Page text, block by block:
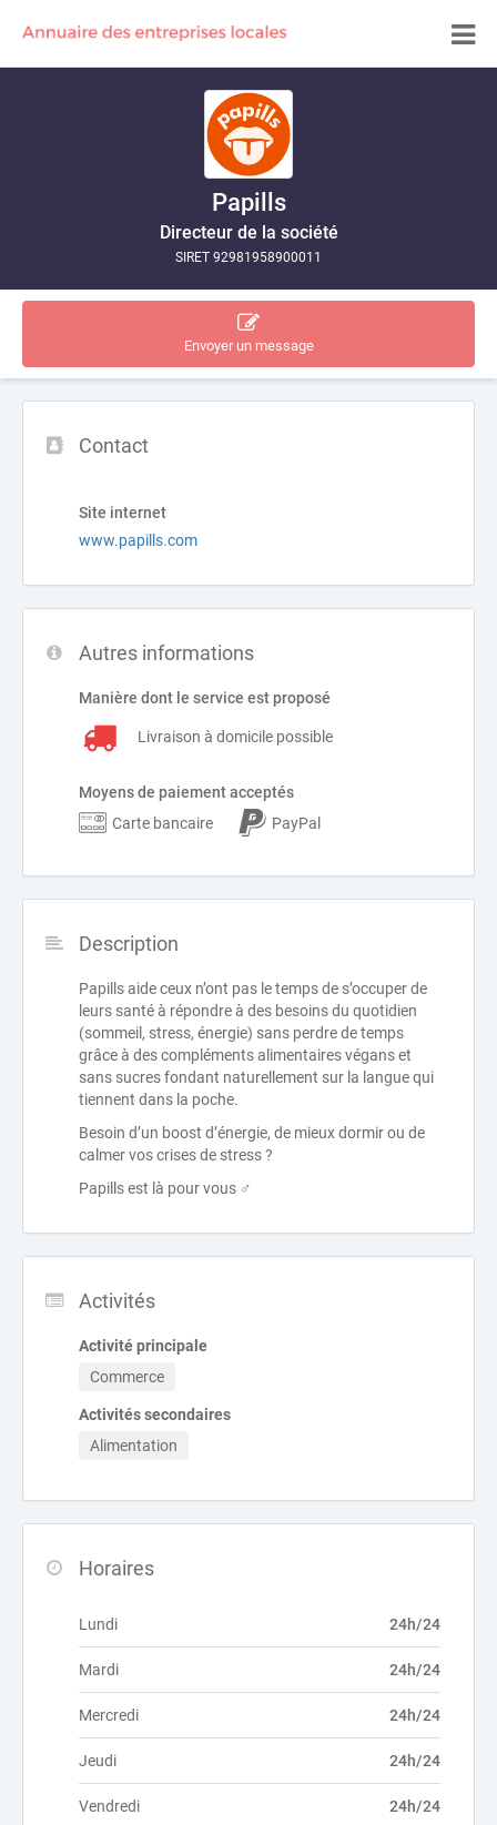
Papills
Directeur de la société
SIRET 92981958900011
Envoyer un message
Contact
Site internet
www.papills.com
Autres informations
Manière dont le service est proposé
Livraison à domicile possible
Moyens de paiement acceptés
Carte bancaire
PayPal
Description
Papills aide ceux n’ont pas le temps de s’occuper de
leurs santé à répondre à des besoins du quotidien
(sommeil, stress, énergie) sans perdre de temps
grâce à des compléments alimentaires végans et
sans sucres fondant naturellement sur la langue qui
tiennent dans la poche.
Besoin d’un boost d’énergie, de mieux dormir ou de
calmer vos crises de stress ?
Papills est là pour vous ‍♂️
Activités
Activité principale
Commerce
Activités secondaires
Alimentation
Horaires
Lundi 24h/24
Mardi 24h/24
Mercredi 24h/24
Jeudi 24h/24
Vendredi 24h/24